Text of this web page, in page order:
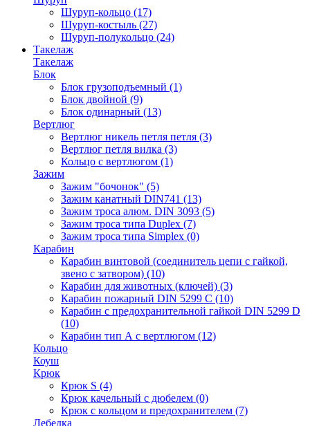
Шуруп-кольцо (17)
Шуруп-костыль (27)
Шуруп-полукольцо (24)
Такелаж
Такелаж
Блок
Блок грузоподъемный (1)
Блок двойной (9)
Блок одинарный (13)
Вертлюг
Вертлюг никель петля петля (3)
Вертлюг петля вилка (3)
Кольцо с вертлюгом (1)
Зажим
Зажим "бочонок" (5)
Зажим канатный DIN741 (13)
Зажим троса алюм. DIN 3093 (5)
Зажим троса типа Duplex (7)
Зажим троса типа Simplex (0)
Карабин
Карабин винтовой (соединитель цепи с гайкой,
звено с затвором) (10)
Карабин для животных (ключей) (3)
Карабин пожарный DIN 5299 C (10)
Карабин с предохранительной гайкой DIN 5299 D
(10)
Карабин тип А с вертлюгом (12)
Кольцо
Коуш
Крюк
Крюк S (4)
Крюк качельный с дюбелем (0)
Крюк с кольцом и предохранителем (7)
Лебедка